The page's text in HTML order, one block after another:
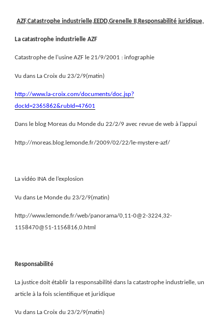
AZF,Catastrophe industrielle,EEDD,Grenelle II,Responsabilité juridique,
La catastrophe industrielle AZF
Catastrophe de l’usine AZF le 21/9/2001 : infographie
Vu dans La Croix du 23/2/9(matin)
http://www.la-croix.com/documents/doc.jsp?
docId=2365862&rubId=47601
Dans le blog Moreas du Monde du 22/2/9 avec revue de web à l’appui
http://moreas.blog.lemonde.fr/2009/02/22/le-mystere-azf/
La vidéo INA de l’explosion
Vu dans Le Monde du 23/2/9(matin)
http://www.lemonde.fr/web/panorama/0,11-0@2-3224,32-
1158470@51-1156816,0.html
Responsabilité
La justice doit établir la responsabilité dans la catastrophe industrielle, un
article à la fois scientifique et juridique
Vu dans La Croix du 23/2/9(matin)